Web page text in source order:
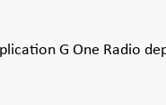
G One Radio